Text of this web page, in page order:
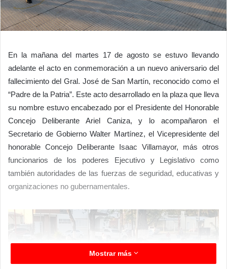
En la mañana del martes 17 de agosto se estuvo llevando
adelante el acto en conmemoración a un nuevo aniversario del
fallecimiento del Gral. José de San Martín, reconocido como el
“Padre de la Patria”. Este acto desarrollado en la plaza que lleva
su nombre estuvo encabezado por el Presidente del Honorable
Concejo Deliberante Ariel Caniza, y lo acompañaron el
Secretario de Gobierno Walter Martínez, el Vicepresidente del
honorable Concejo Deliberante Isaac Villamayor, más otros
funcionarios de los poderes Ejecutivo y Legislativo como
también autoridades de las fuerzas de seguridad, educativas y
organizaciones no gubernamentales.
Mostrar más